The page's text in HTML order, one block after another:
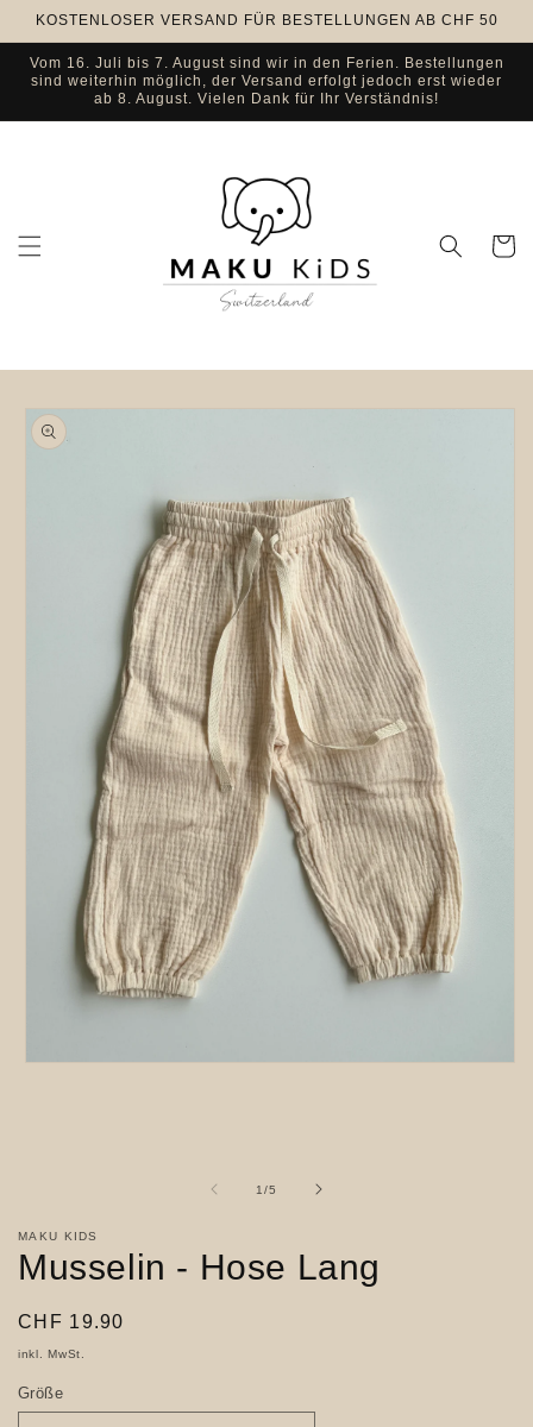
zum
KOSTENLOSER VERSAND FÜR BESTELLUNGEN AB CHF 50
Vom 16. Juli bis 7. August sind wir in den Ferien. Bestellungen
sind weiterhin möglich, der Versand erfolgt jedoch erst wieder
ab 8. August. Vielen Dank für Ihr Verständnis!
1/von
5
MAKU KIDS
Musselin - Hose Lang
Normaler
Preis
CHF 19.90
inkl. MwSt.
Größe